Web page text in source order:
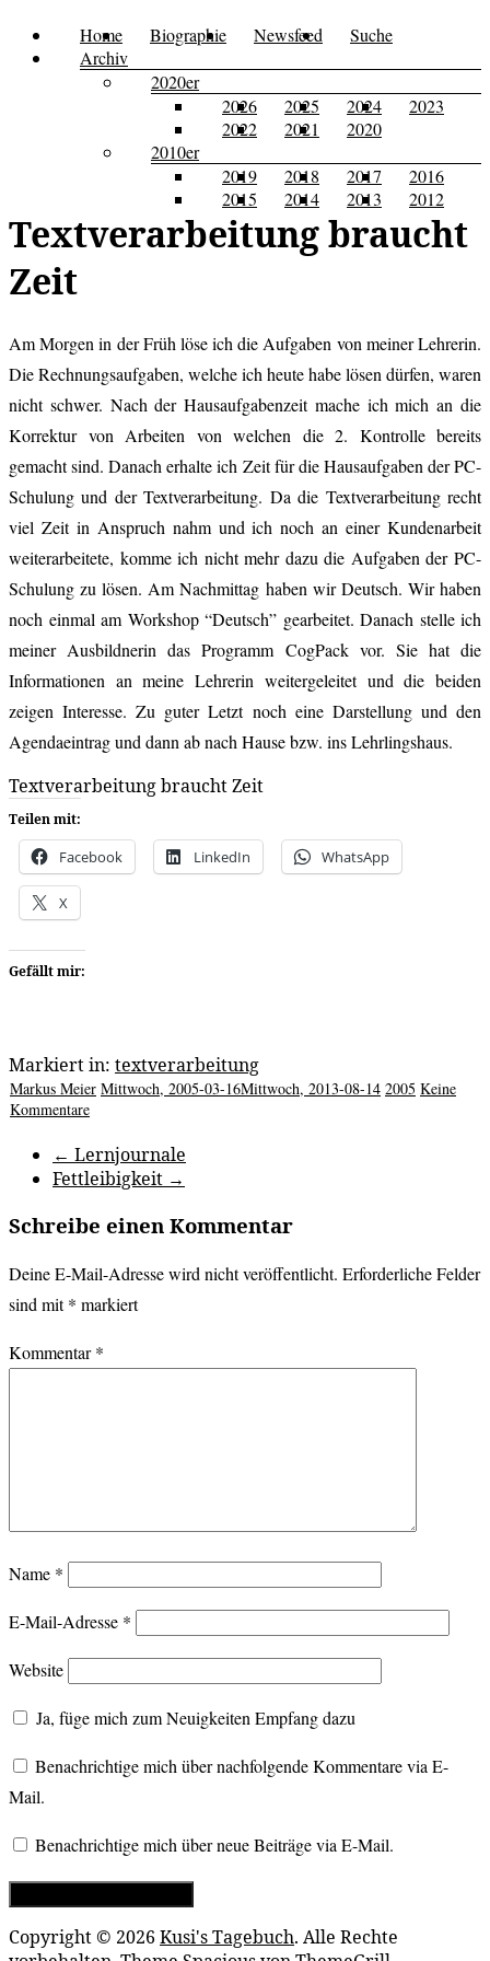
Zum
Inhalt
Kusi's
Tagebuch
Carpe
Menü Home Biographie Newsfeed
Suche
Archiv
2020er
2026
2025 2024
2023
2022
2021
2020
2010er
2019
2018 2017
2016
2015
2014 2013 2012
Textverarbeitung braucht
Zeit
Am Morgen in der Früh löse ich die Aufgaben von meiner Lehrerin.
Die Rechnungsaufgaben, welche ich heute habe lösen dürfen, waren
nicht schwer. Nach der Hausaufgabenzeit mache ich mich an die
Korrektur von Arbeiten von welchen die 2. Kontrolle bereits
gemacht sind. Danach erhalte ich Zeit für die Hausaufgaben der PC-
Schulung und der Textverarbeitung. Da die Textverarbeitung recht
viel Zeit in Anspruch nahm und ich noch an einer Kundenarbeit
weiterarbeitete, komme ich nicht mehr dazu die Aufgaben der PC-
Schulung zu lösen. Am Nachmittag haben wir Deutsch. Wir haben
noch einmal am Workshop “Deutsch” gearbeitet. Danach stelle ich
meiner Ausbildnerin das Programm CogPack vor. Sie hat die
Informationen an meine Lehrerin weitergeleitet und die beiden
zeigen Interesse. Zu guter Letzt noch eine Darstellung und den
Agendaeintrag und dann ab nach Hause bzw. ins Lehrlingshaus.
Textverarbeitung braucht Zeit
Teilen mit:
Facebook LinkedIn WhatsApp
X
Gefällt mir:
Markiert in: textverarbeitung
Markus Meier Mittwoch, 2005-03-16Mittwoch, 2013-08-14 2005 Keine
Kommentare
← Lernjournale
Fettleibigkeit →
Schreibe einen Kommentar
Deine E-Mail-Adresse wird nicht veröffentlicht. Erforderliche Felder
sind mit* markiert
Kommentar*
Name *
E-Mail-Adresse *
Website
Ja, füge mich zum Neuigkeiten Empfang dazu
Benachrichtige mich über nachfolgende Kommentare via E-
Mail.
Benachrichtige mich über neue Beiträge via E-Mail.
Copyright © 2026 Kusi's Tagebuch. Alle Rechte